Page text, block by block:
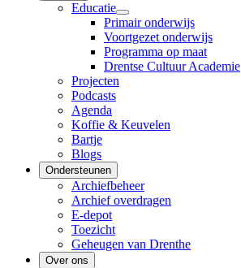
Educatie
Primair onderwijs
Voortgezet onderwijs
Programma op maat
Drentse Cultuur Academie
Projecten
Podcasts
Agenda
Koffie & Keuvelen
Bartje
Blogs
Ondersteunen
Archiefbeheer
Archief overdragen
E-depot
Toezicht
Geheugen van Drenthe
Over ons